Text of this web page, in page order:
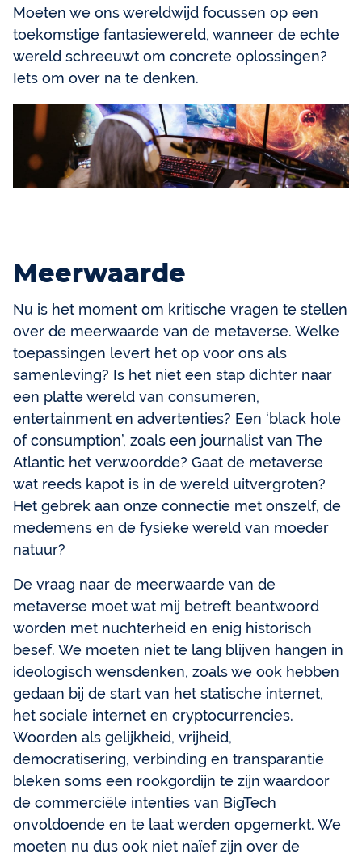
Moeten we ons wereldwijd focussen op een
toekomstige fantasiewereld, wanneer de echte
wereld schreeuwt om concrete oplossingen?
Iets om over na te denken.
Meerwaarde
Nu is het moment om kritische vragen te stellen
over de meerwaarde van de metaverse. Welke
toepassingen levert het op voor ons als
samenleving? Is het niet een stap dichter naar
een platte wereld van consumeren,
entertainment en advertenties? Een ‘black hole
of consumption’, zoals een journalist van The
Atlantic het verwoordde? Gaat de metaverse
wat reeds kapot is in de wereld uitvergroten?
Het gebrek aan onze connectie met onszelf, de
medemens en de fysieke wereld van moeder
natuur?
De vraag naar de meerwaarde van de
metaverse moet wat mij betreft beantwoord
worden met nuchterheid en enig historisch
besef. We moeten niet te lang blijven hangen in
ideologisch wensdenken, zoals we ook hebben
gedaan bij de start van het statische internet,
het sociale internet en cryptocurrencies.
Woorden als gelijkheid, vrijheid,
democratisering, verbinding en transparantie
bleken soms een rookgordijn te zijn waardoor
de commerciële intenties van BigTech
onvoldoende en te laat werden opgemerkt. We
moeten nu dus ook niet naïef zijn over de